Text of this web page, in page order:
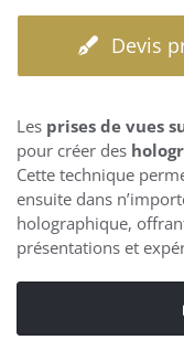
Devis
Les prises de vues
pour créer des
Cette technique
ensuite dans
holographique,
présentations et